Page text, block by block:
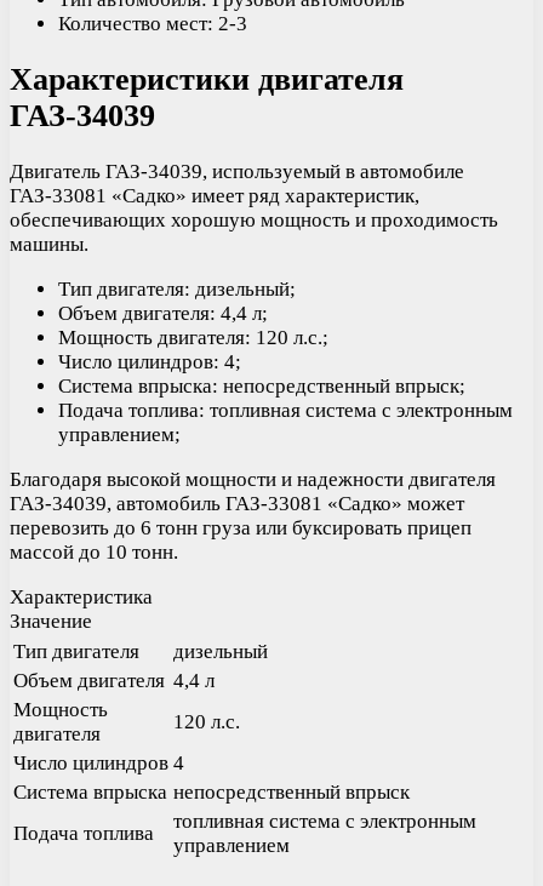
Количество мест: 2-3
Характеристики двигателя
ГАЗ-34039
Двигатель ГАЗ-34039, используемый в автомобиле
ГАЗ-33081 «Садко» имеет ряд характеристик,
обеспечивающих хорошую мощность и проходимость
машины.
Тип двигателя: дизельный;
Объем двигателя: 4,4 л;
Мощность двигателя: 120 л.с.;
Число цилиндров: 4;
Система впрыска: непосредственный впрыск;
Подача топлива: топливная система с электронным
управлением;
Благодаря высокой мощности и надежности двигателя
ГАЗ-34039, автомобиль ГАЗ-33081 «Садко» может
перевозить до 6 тонн груза или буксировать прицеп
массой до 10 тонн.
Характеристика
Значение
Тип двигателя
дизельный
Объем двигателя 4,4 л
Мощность
двигателя
120 л.с.
Число цилиндров 4
Система впрыска непосредственный впрыск
Подача топлива
топливная система с электронным
управлением